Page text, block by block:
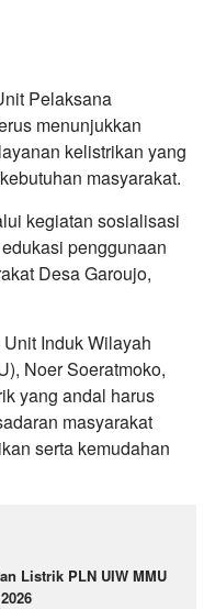
Pelaksana
menunjukkan
kelistrikan yang
masyarakat.
kegiatan sosialisasi
penggunaan
Desa Garoujo,
Induk Wilayah
Noer Soeratmoko,
yang andal harus
masyarakat
serta kemudahan
Listrik PLN UIW MMU